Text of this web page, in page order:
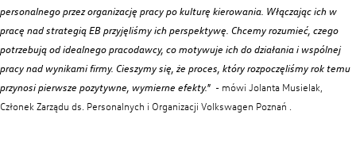
personalnego przez organizację pracy po kulturę kierowania. Włączając ich w
pracę nad strategią EB przyjęliśmy ich perspektywę. Chcemy rozumieć, czego
potrzebują od idealnego pracodawcy, co motywuje ich do działania i wspólnej
pracy nad wynikami firmy. Cieszymy się, że proces, który rozpoczęliśmy rok temu
przynosi pierwsze pozytywne, wymierne efekty." - mówi Jolanta Musielak,
Członek Zarządu ds. Personalnych i Organizacji Volkswagen Poznań .